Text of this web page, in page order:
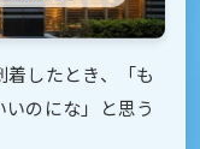
したとき、「も
のにな」と思う